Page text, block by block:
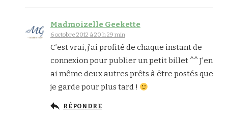
Madmoizelle Geekette
6 octobre 2012 à 20 h 29 min
C’est vrai, j’ai profité de chaque instant de
connexion pour publier un petit billet ^^ J’en
ai même deux autres prêts à être postés que
je garde pour plus tard !
RÉPONDRE